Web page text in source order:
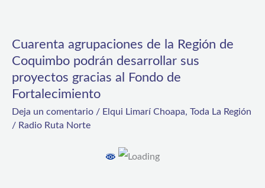
Cuarenta agrupaciones de la Región de
Coquimbo podrán desarrollar sus
proyectos gracias al Fondo de
Fortalecimiento
Deja un comentario / Elqui Limarí Choapa, Toda La Región
/ Radio Ruta Norte
de
Región
de
Coquimbo